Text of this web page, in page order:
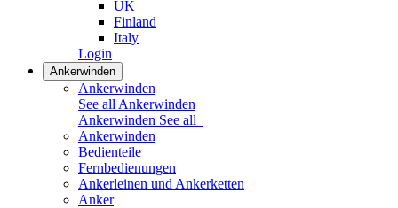
UK
Finland
Italy
Login
Ankerwinden
Ankerwinden
See all Ankerwinden
Ankerwinden See all
Ankerwinden
Bedienteile
Fernbedienungen
Ankerleinen und Ankerketten
Anker